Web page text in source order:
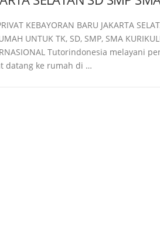
KEBAYORAN BARU JAKARTA
UNTUK TK, SD, SMP, SMA
Tutorindonesia melayani
datang ke rumah di …